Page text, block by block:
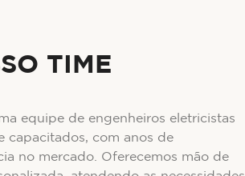
TIME
equipe de engenheiros eletricistas
capacitados, com anos de
no mercado. Oferecemos mão de